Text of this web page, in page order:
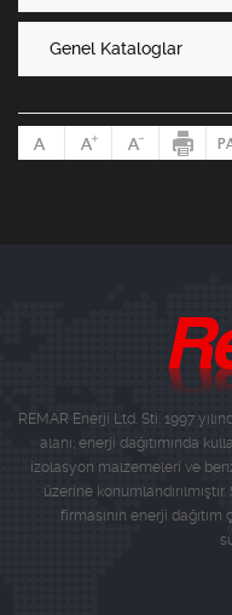
Genel Kataloglar
REMAR Enerji Ltd. Sti. 1997
alanı; enerji dağıtımında
izolasyon malzemeleri ve
üzerine
firmasının enerji